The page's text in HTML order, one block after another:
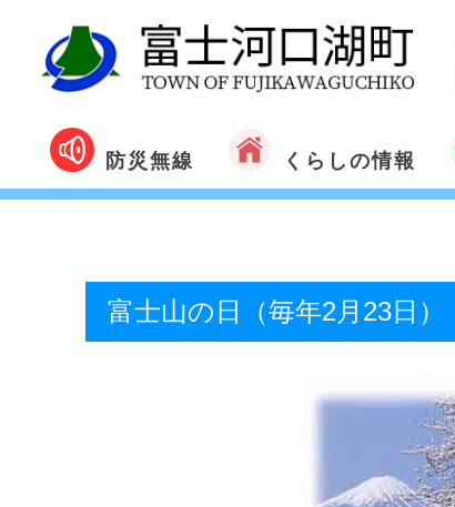
防災無線 くらしの情報
富士山の日（毎年2月23日）